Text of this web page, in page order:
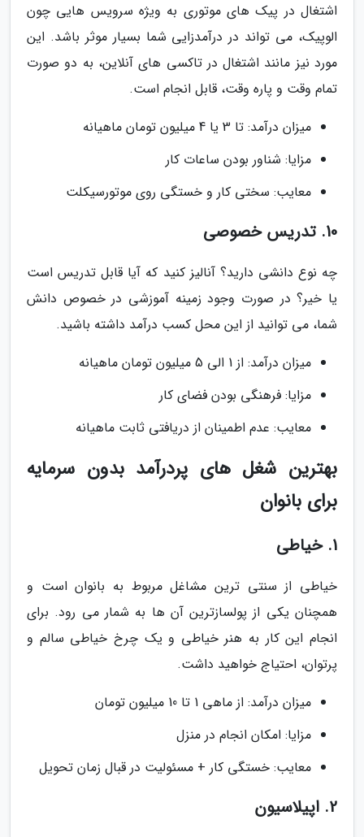
اشتغال در پیک های موتوری به ویژه سرویس هایی چون
الوپیک، می تواند در درآمدزایی شما بسیار موثر باشد. این
مورد نیز مانند اشتغال در تاکسی های آنلاین، به دو صورت
تمام وقت و پاره وقت، قابل انجام است.
میزان درآمد: تا 3 یا 4 میلیون تومان ماهیانه
مزایا: شناور بودن ساعات کار
معایب: سختی کار و خستگی روی موتورسیکلت
10. تدریس خصوصی
چه نوع دانشی دارید؟ آنالیز کنید که آیا قابل تدریس است
یا خیر؟ در صورت وجود زمینه آموزشی در خصوص دانش
شما، می توانید از این محل کسب درآمد داشته باشید.
میزان درآمد: از 1 الی 5 میلیون تومان ماهیانه
مزایا: فرهنگی بودن فضای کار
معایب: عدم اطمینان از دریافتی ثابت ماهیانه
بهترین شغل های پردرآمد بدون سرمایه
برای بانوان
1. خیاطی
خیاطی از سنتی ترین مشاغل مربوط به بانوان است و
همچنان یکی از پولسازترین آن ها به شمار می رود. برای
انجام این کار به هنر خیاطی و یک چرخ خیاطی سالم و
پرتوان، احتیاج خواهید داشت.
میزان درآمد: از ماهی 1 تا 10 میلیون تومان
مزایا: امکان انجام در منزل
معایب: خستگی کار + مسئولیت در قبال زمان تحویل
2. اپیلاسیون